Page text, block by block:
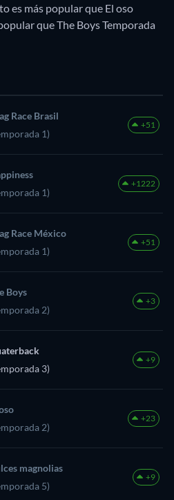
es más popular que El oso
que The Boys Temporada
Race Brasil
1)
+51
1)
+1222
Race México
1)
+51
Boys
2)
+3
3)
+9
2)
+23
magnolias
5)
+9